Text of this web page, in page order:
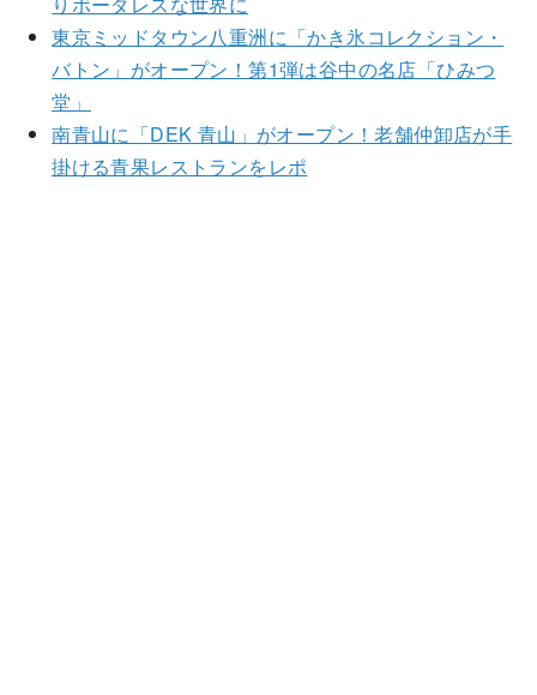
東京ミッドタウン八重洲に「かき氷コレクション・
バトン」がオープン！第1弾は谷中の名店「ひみつ
堂」
南青山に「DEK 青山」がオープン！老舗仲卸店が手
掛ける青果レストランをレポ